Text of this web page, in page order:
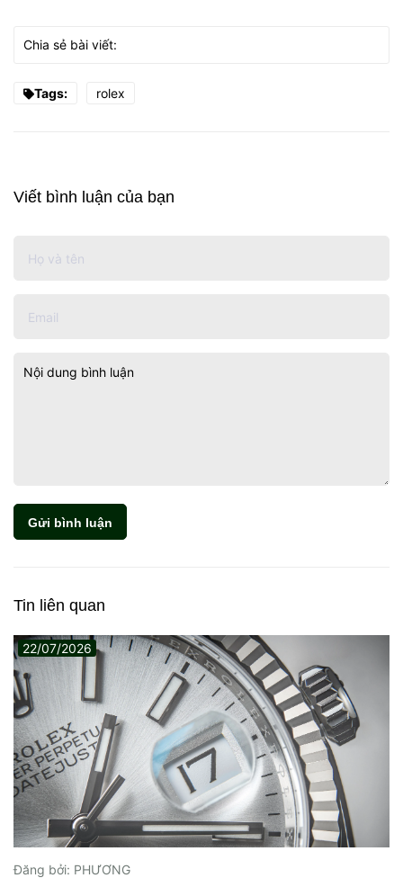
Chia sẻ bài viết:
Tags: rolex
Viết bình luận của bạn
Gửi bình luận
Tin liên quan
22/07/2026
Đăng bởi: PHƯƠNG